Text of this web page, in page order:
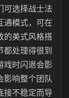
可选择战士法
通模式，可在
的美式风格搭
处理得很到
戏时闪退会影
影响整个团队
接不稳定而导